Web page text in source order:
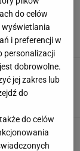
wygra
22:22
"Nie widzę
21:12
stało się w
do celów
wyświetlania
i preferencji w
personalizacji
dobrowolne.
jej zakres lub
do
do celów